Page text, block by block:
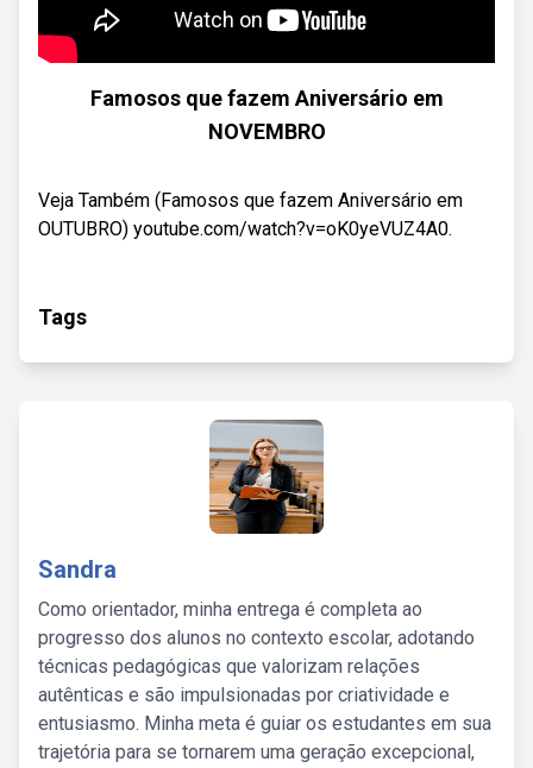
Famosos que fazem Aniversário em
NOVEMBRO
Veja Também (Famosos que fazem Aniversário em
OUTUBRO) youtube.com/watch?v=oK0yeVUZ4A0.
Tags
Sandra
Como orientador, minha entrega é completa ao
progresso dos alunos no contexto escolar, adotando
técnicas pedagógicas que valorizam relações
autênticas e são impulsionadas por criatividade e
entusiasmo. Minha meta é guiar os estudantes em sua
trajetória para se tornarem uma geração excepcional,